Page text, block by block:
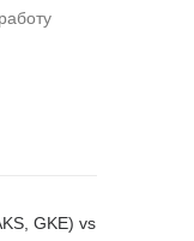
GKE) vs